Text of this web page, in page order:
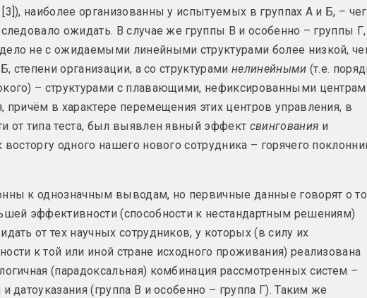
Глаза
2023, живопись
Василиса Полянина
Голубь
2023, серия живописи
Маша Мароз
Дедова долина
2023, мультимедийная серия, серия инсталляций
Игорь Римашевский
Деликатесы
2023, живопись
Закрыто для
публики
Изгнание
2023, объект
I
Комната для
медитации II
Александр Данилкин
Крест
2023, живопись, масляная монотипия
наиболее организованны у испытуемых в группах А и Б, –
ожидать. В случае же группы В и особенно – группы Г,
не с ожидаемыми линейными структурами более низкой,
степени организации, а со структурами нелинейными (т.е.
– структурами с плавающими, нефиксированными
причём в характере перемещения этих центров управления, в
от типа теста, был выявлен явный эффект свингования и
восторгу одного нашего нового сотрудника – горячего
к однозначным выводам, но первичные данные говорят о
эффективности (способности к нестандартным решениям)
от тех научных сотрудников, у которых (в силу их
к той или иной стране исходного проживания) реализована
(парадоксальная) комбинация рассмотренных систем –
и датоуказания (группа В и особенно – группа Г). Таким же